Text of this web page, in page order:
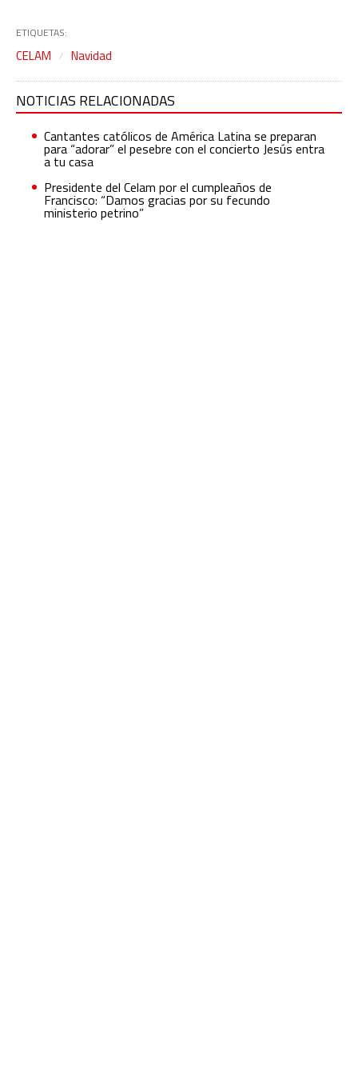
ETIQUETAS:
CELAM Navidad
NOTICIAS RELACIONADAS
Cantantes católicos de América Latina se preparan
para “adorar” el pesebre con el concierto Jesús entra
a tu casa
Presidente del Celam por el cumpleaños de
Francisco: “Damos gracias por su fecundo
ministerio petrino”